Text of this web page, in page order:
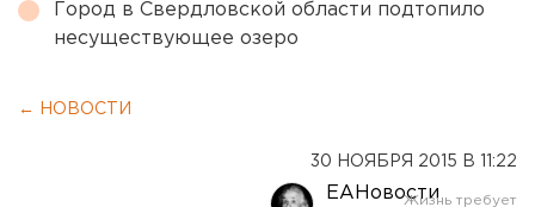
Город в Свердловской области подтопило
несуществующее озеро
← НОВОСТИ
30 НОЯБРЯ 2015 В 11:22
ЕАНовости